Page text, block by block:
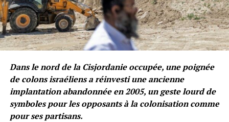
Dans le nord de la Cisjordanie occupée, une poignée
de colons israéliens a réinvesti une ancienne
implantation abandonnée en 2005, un geste lourd de
symboles pour les opposants à la colonisation comme
pour ses partisans.